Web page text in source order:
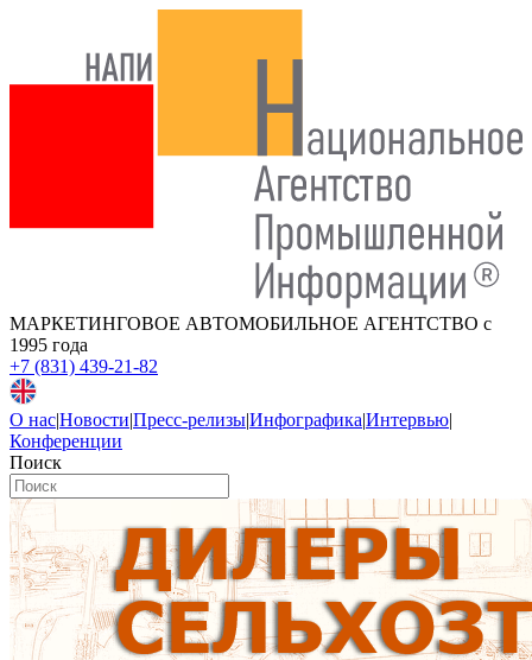
МАРКЕТИНГОВОЕ АВТОМОБИЛЬНОЕ АГЕНТСТВО с
1995 года
+7 (831) 439-21-82
О нас|Новости|Пресс-релизы|Инфографика|Интервью|
Конференции
Поиск